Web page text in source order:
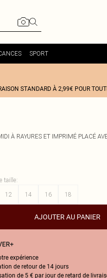
SPORT
STANDARD À 2,99€ POUR
À RAYURES ET IMPRIMÉ PLACÉ
taille:
12 14 16 18
AJOUTER AU PANIER
expérience
de retour de 14 jours
de 5 € par jour de retard de